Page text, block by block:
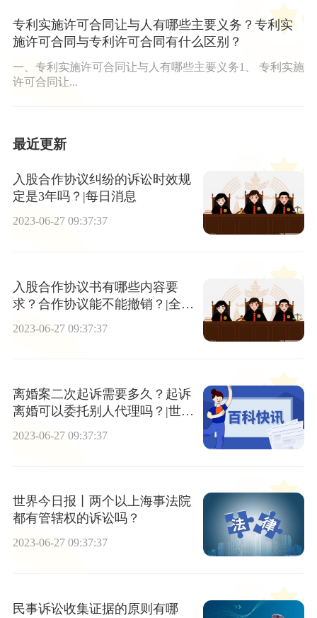
专利实施许可合同让与人有哪些主要义务？专利实
施许可合同与专利许可合同有什么区别？
一、专利实施许可合同让与人有哪些主要义务1、 专利实施
许可合同让...
最近更新
入股合作协议纠纷的诉讼时效规
定是3年吗？|每日消息
2023-06-27 09:37:37
入股合作协议书有哪些内容要
求？合作协议能不能撤销？|全球
2023-06-27 09:37:37
离婚案二次起诉需要多久？起诉
离婚可以委托别人代理吗？|世界
实时
2023-06-27 09:37:37
世界今日报丨两个以上海事法院
都有管辖权的诉讼吗？
2023-06-27 09:37:37
民事诉讼收集证据的原则有哪